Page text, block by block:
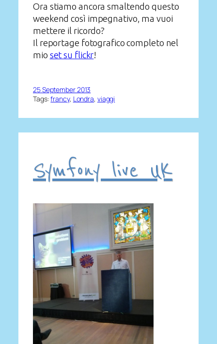
Ora stiamo ancora smaltendo questo
weekend così impegnativo, ma vuoi
mettere il ricordo?
Il reportage fotografico completo nel
mio set su flickr!
25 September 2013
Tags:francy, Londra, viaggi
Symfony live UK